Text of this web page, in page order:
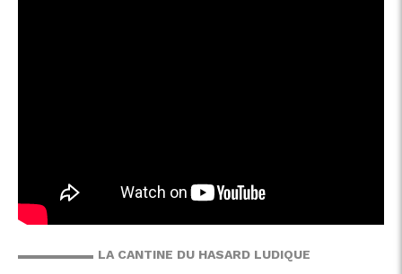
▬▬▬▬▬▬ LA CANTINE DU HASARD LUDIQUE